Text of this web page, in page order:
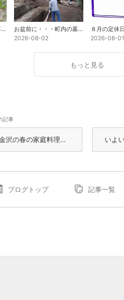
山間の田んぼ・・・水不足で、ポンプで水揚げ開始・・・
お盆前に・・・町内の墓掃除と集落につながる市道の草刈人夫で汗を流しました。
2026-08-02
2026-08-01
もっと見る
記事
の春の家庭料理ソウルフード・・・筍と昆布の煮物・・・女将が大好きでした。
ブログトップ 記事一覧